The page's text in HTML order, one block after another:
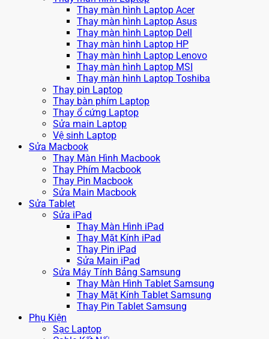
Thay màn hình Laptop Acer
Thay màn hình Laptop Asus
Thay màn hình Laptop Dell
Thay màn hình Laptop HP
Thay màn hình Laptop Lenovo
Thay màn hình Laptop MSI
Thay màn hình Laptop Toshiba
Thay pin Laptop
Thay bàn phím Laptop
Thay ổ cứng Laptop
Sửa main Laptop
Vệ sinh Laptop
Sửa Macbook
Thay Màn Hình Macbook
Thay Phím Macbook
Thay Pin Macbook
Sửa Main Macbook
Sửa Tablet
Sửa iPad
Thay Màn Hình iPad
Thay Mặt Kính iPad
Thay Pin iPad
Sửa Main iPad
Sửa Máy Tính Bảng Samsung
Thay Màn Hình Tablet Samsung
Thay Mặt Kính Tablet Samsung
Thay Pin Tablet Samsung
Phụ Kiện
Sạc Laptop